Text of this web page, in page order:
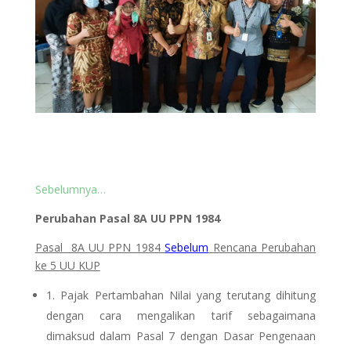
Sebelumnya…
Perubahan Pasal 8A UU PPN 1984
Pasal 8A UU PPN 1984Sebelum Rencana Perubahan
ke 5 UU KUP
1. Pajak Pertambahan Nilai yang terutang dihitung
dengan cara mengalikan tarif sebagaimana
dimaksud dalam Pasal 7 dengan Dasar Pengenaan